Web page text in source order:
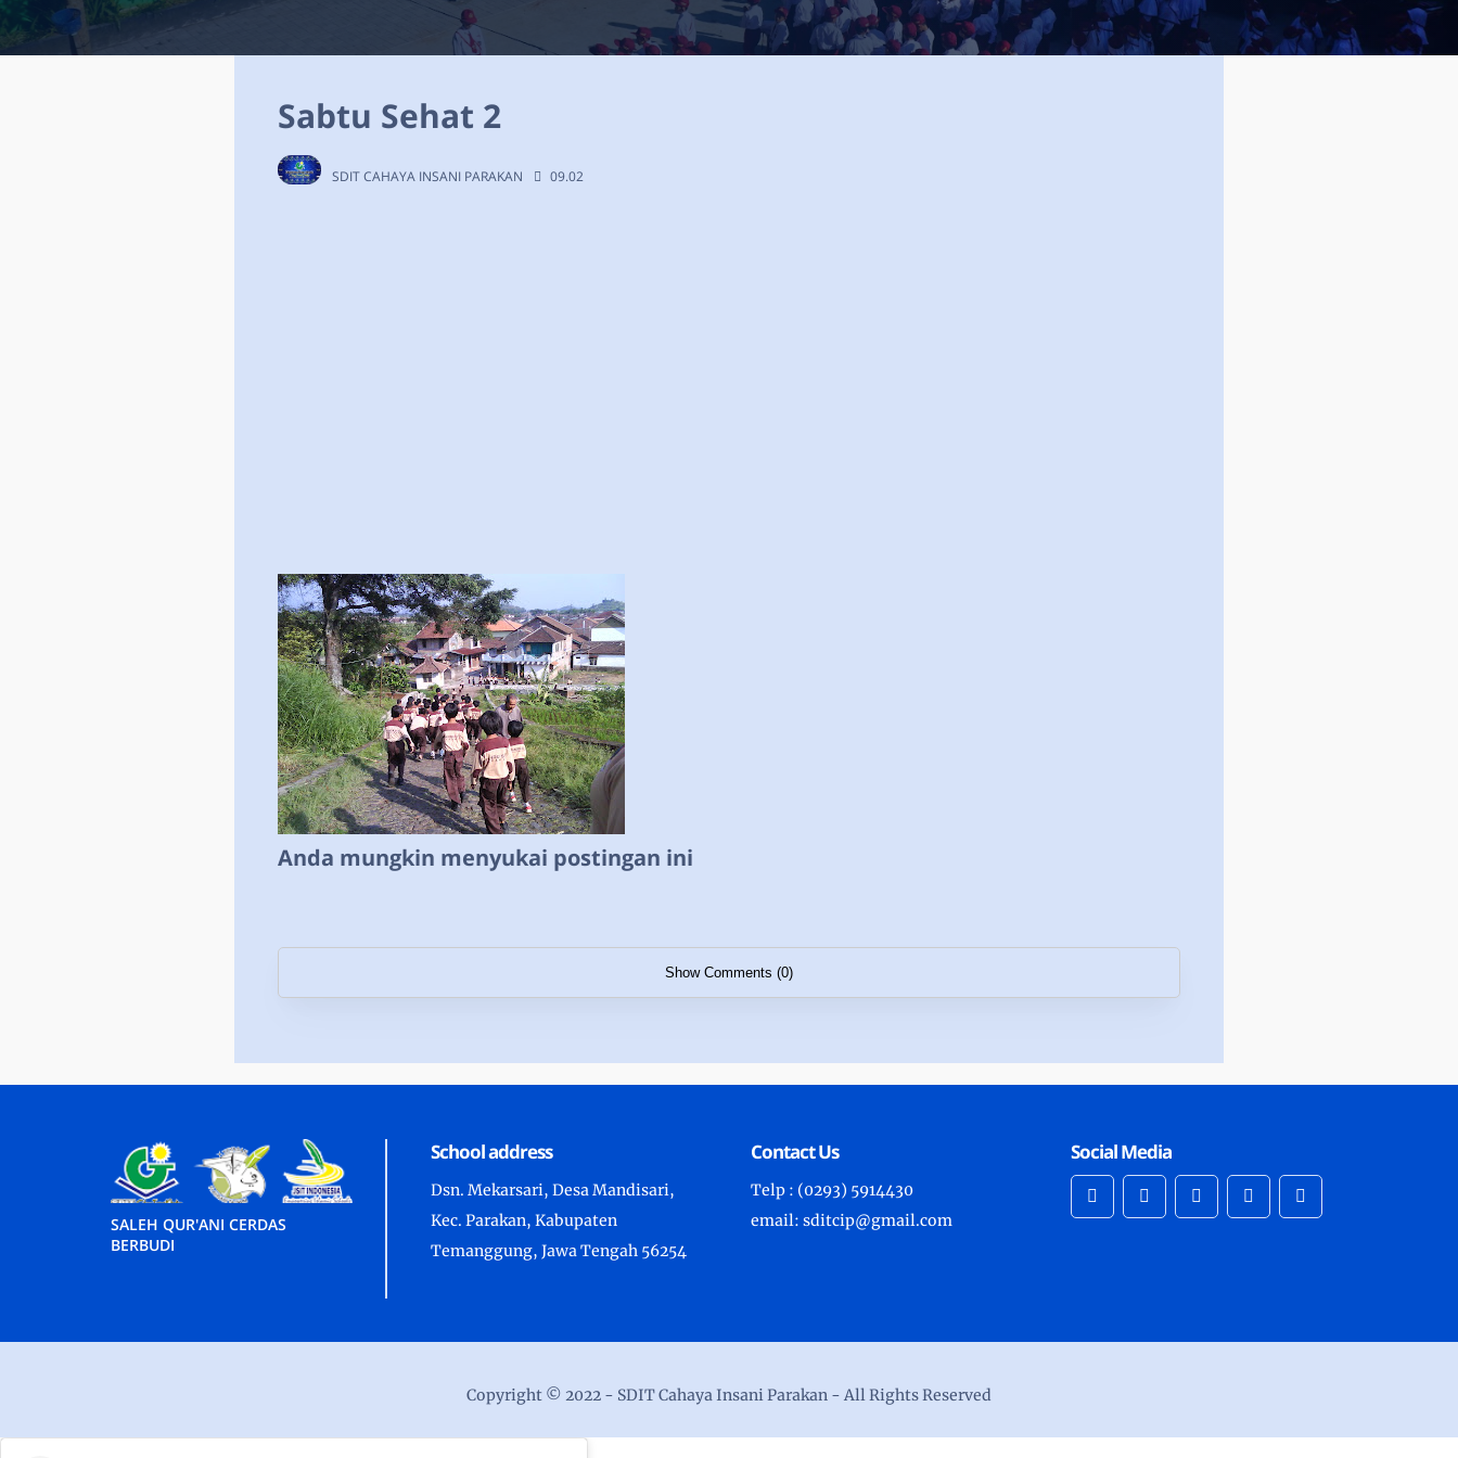
Sabtu Sehat 2
SDIT CAHAYA INSANI PARAKAN 09.02
Anda mungkin menyukai postingan ini
Show Comments (0)
SALEH QUR'ANI CERDAS
BERBUDI
School address
Dsn. Mekarsari, Desa Mandisari,
Kec. Parakan, Kabupaten
Temanggung, Jawa Tengah 56254
Contact Us
Telp : (0293) 5914430
email: sditcip@gmail.com
Social Media
Copyright © 2022 - SDIT Cahaya Insani Parakan - All Rights Reserved